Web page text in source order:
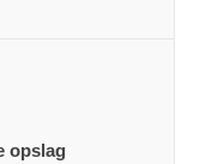
opslag